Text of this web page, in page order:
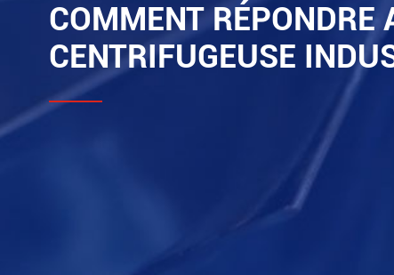
COMMENT RÉPONDRE
CENTRIFUGEUSE